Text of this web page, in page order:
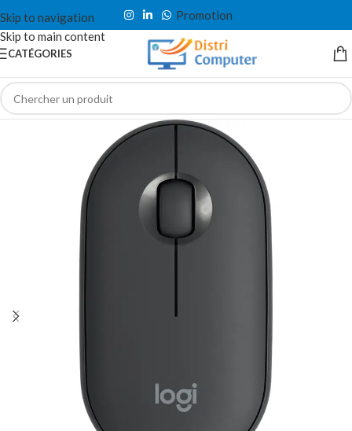
Skip to navigation
Skip to main content
Promotion
CATÉGORIES